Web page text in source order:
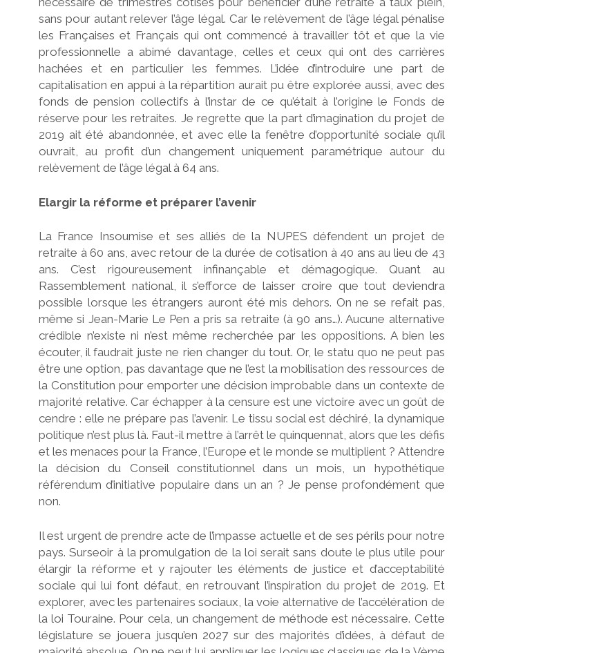
sans pour autant relever l’âge légal. Car le relèvement de l’âge légal pénalise
les Françaises et Français qui ont commencé à travailler tôt et que la vie
professionnelle a abimé davantage, celles et ceux qui ont des carrières
hachées et en particulier les femmes. L’idée d’introduire une part de
capitalisation en appui à la répartition aurait pu être explorée aussi, avec des
fonds de pension collectifs à l’instar de ce qu’était à l’origine le Fonds de
réserve pour les retraites. Je regrette que la part d’imagination du projet de
2019 ait été abandonnée, et avec elle la fenêtre d’opportunité sociale qu’il
ouvrait, au profit d’un changement uniquement paramétrique autour du
relèvement de l’âge légal à 64 ans.
Elargir la réforme et préparer l’avenir
La France Insoumise et ses alliés de la NUPES défendent un projet de
retraite à 60 ans, avec retour de la durée de cotisation à 40 ans au lieu de 43
ans. C’est rigoureusement infinançable et démagogique. Quant au
Rassemblement national, il s’efforce de laisser croire que tout deviendra
possible lorsque les étrangers auront été mis dehors. On ne se refait pas,
même si Jean-Marie Le Pen a pris sa retraite (à 90 ans…). Aucune alternative
crédible n’existe ni n’est même recherchée par les oppositions. A bien les
écouter, il faudrait juste ne rien changer du tout. Or, le statu quo ne peut pas
être une option, pas davantage que ne l’est la mobilisation des ressources de
la Constitution pour emporter une décision improbable dans un contexte de
majorité relative. Car échapper à la censure est une victoire avec un goût de
cendre : elle ne prépare pas l’avenir. Le tissu social est déchiré, la dynamique
politique n’est plus là. Faut-il mettre à l’arrêt le quinquennat, alors que les défis
et les menaces pour la France, l’Europe et le monde se multiplient ? Attendre
la décision du Conseil constitutionnel dans un mois, un hypothétique
référendum d’initiative populaire dans un an ? Je pense profondément que
non.
Il est urgent de prendre acte de l’impasse actuelle et de ses périls pour notre
pays. Surseoir à la promulgation de la loi serait sans doute le plus utile pour
élargir la réforme et y rajouter les éléments de justice et d’acceptabilité
sociale qui lui font défaut, en retrouvant l’inspiration du projet de 2019. Et
explorer, avec les partenaires sociaux, la voie alternative de l’accélération de
la loi Touraine. Pour cela, un changement de méthode est nécessaire. Cette
législature se jouera jusqu’en 2027 sur des majorités d’idées, à défaut de